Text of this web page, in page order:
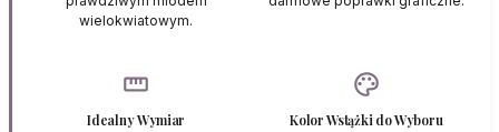
wielokwiatowym.
straighten
Idealny Wymiar
palette
Kolor Wstążki do Wyboru